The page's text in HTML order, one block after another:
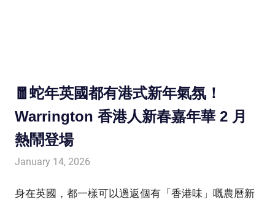
🧧蛇年英國都有港式新年氣氛！
Warrington 香港人新春嘉年華 2 月
熱鬧登場
January 14, 2026
身在英國，都一樣可以過返個有「香港味」嘅農曆新